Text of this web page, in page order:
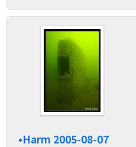
•Harm 2005-08-07